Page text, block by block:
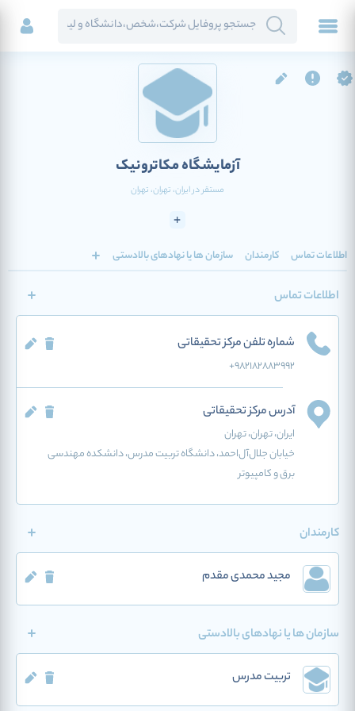
آزمایشگاه مکاترونیک
مستقر درایران، تهران، تهران
اطلاعات تماس کارمندان سازمان ها یا نهادهای بالادستی
اطلاعات تماس
شماره تلفن مرکز تحقیقاتی
+982182883992
آدرس مرکز تحقیقاتی
ایران، تهران، تهران
خیابان جلال‌آل‌احمد، دانشگاه تربیت مدرس، دانشکده مهندسی
برق و کامپیوتر
کارمندان
مجید محمدی مقدم
سازمان ها یا نهادهای بالادستی
تربیت مدرس